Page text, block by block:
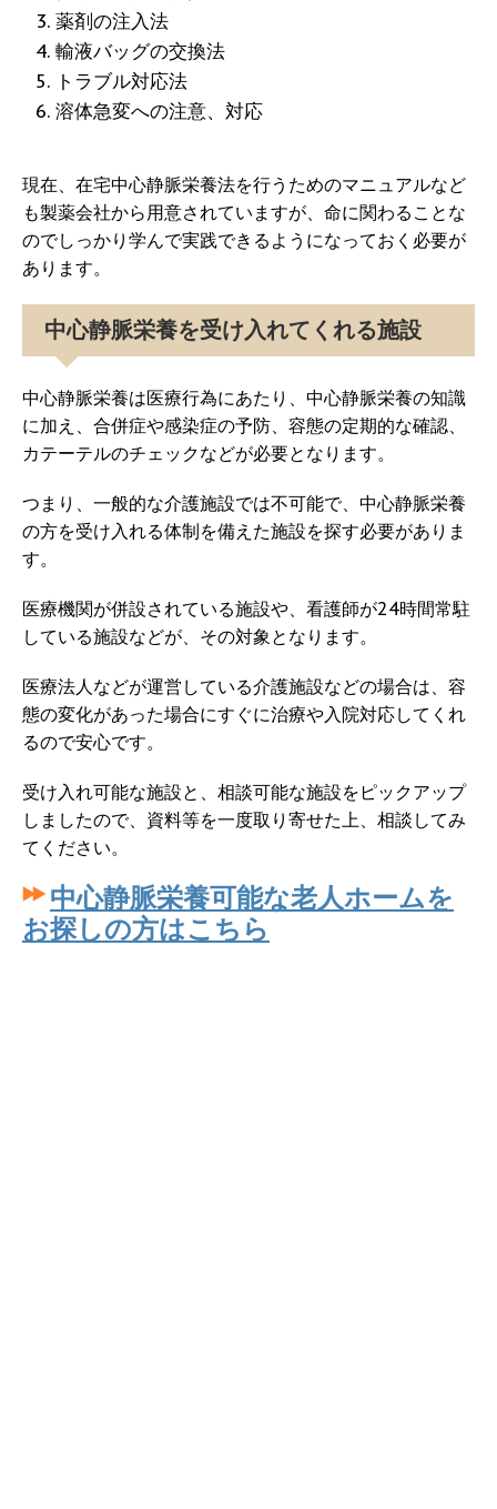
薬剤の注入法
輸液バッグの交換法
トラブル対応法
溶体急変への注意、対応
現在、在宅中心静脈栄養法を行うためのマニュアルなど
も製薬会社から用意されていますが、命に関わることな
のでしっかり学んで実践できるようになっておく必要が
あります。
中心静脈栄養を受け入れてくれる施設
中心静脈栄養は医療行為にあたり、中心静脈栄養の知識
に加え、合併症や感染症の予防、容態の定期的な確認、
カテーテルのチェックなどが必要となります。
つまり、一般的な介護施設では不可能で、中心静脈栄養
の方を受け入れる体制を備えた施設を探す必要がありま
す。
医療機関が併設されている施設や、看護師が24時間常駐
している施設などが、その対象となります。
医療法人などが運営している介護施設などの場合は、容
態の変化があった場合にすぐに治療や入院対応してくれ
るので安心です。
受け入れ可能な施設と、相談可能な施設をピックアップ
しましたので、資料等を一度取り寄せた上、相談してみ
てください。
中心静脈栄養可能な老人ホームを
お探しの方はこちら